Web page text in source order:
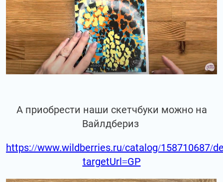
А приобрести наши скетчбуки можно на
Вайлдбериз
https://www.wildberries.ru/catalog/158710687/
targetUrl=GP